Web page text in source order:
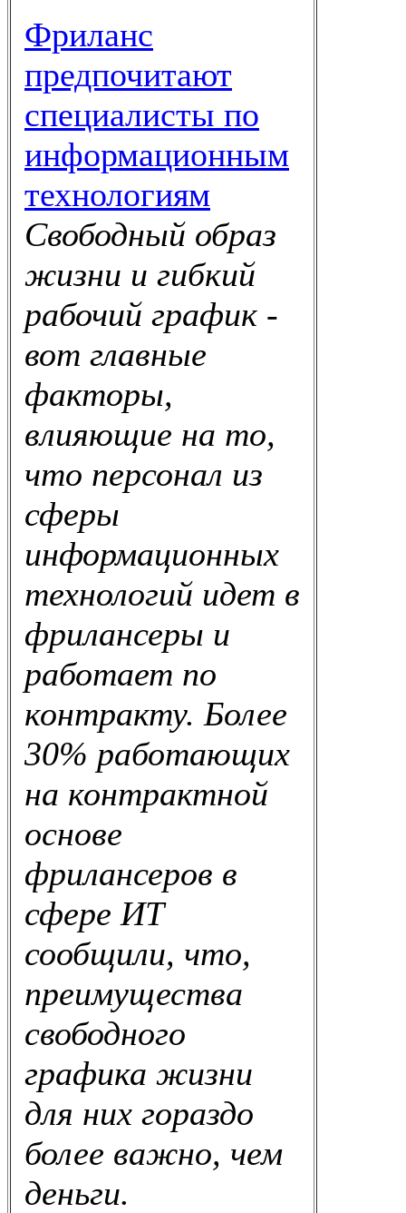
Фриланс
предпочитают
специалисты по
информационным
технологиям
Свободный образ
жизни и гибкий
рабочий график -
вот главные
факторы,
влияющие на то,
что персонал из
сферы
информационных
технологий идет в
фрилансеры и
работает по
контракту. Более
30% работающих
на контрактной
основе
фрилансеров в
сфере ИТ
сообщили, что,
преимущества
свободного
графика жизни
для них гораздо
более важно, чем
деньги.